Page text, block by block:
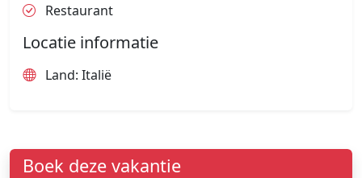
Restaurant
Locatie informatie
Land: Italië
Boek deze vakantie